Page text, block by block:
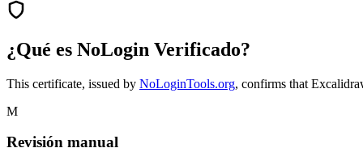
¿Qué es NoLogin Verificado?
This certificate, issued by NoLoginTools.org, confirms that
M
Revisión manual